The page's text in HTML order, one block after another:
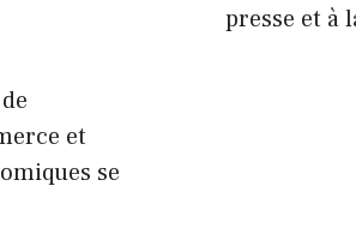
et
se
presse et à